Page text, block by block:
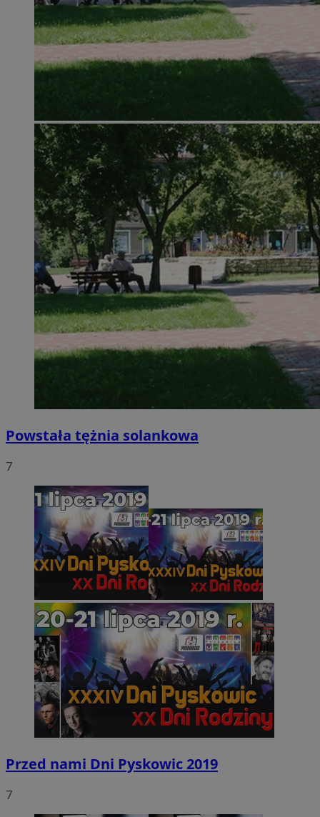
Powstała tężnia solankowa
7
Przed nami Dni Pyskowic 2019
7